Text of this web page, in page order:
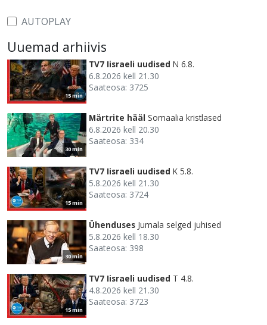
AUTOPLAY
Uuemad arhiivis
15 min
TV7 Iisraeli uudised N 6.8.
6.8.2026 kell 21.30
Saateosa: 3725
30 min
Märtrite hääl Somaalia kristlased
6.8.2026 kell 20.30
Saateosa: 334
15 min
TV7 Iisraeli uudised K 5.8.
5.8.2026 kell 21.30
Saateosa: 3724
30 min
Ühenduses Jumala selged juhised
5.8.2026 kell 18.30
Saateosa: 398
15 min
TV7 Iisraeli uudised T 4.8.
4.8.2026 kell 21.30
Saateosa: 3723